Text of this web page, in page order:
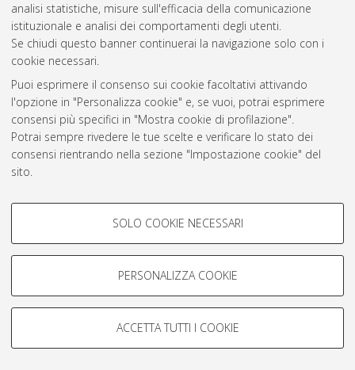
analisi statistiche, misure sull'efficacia della comunicazione
istituzionale e analisi dei comportamenti degli utenti.
Se chiudi questo banner continuerai la navigazione solo con i
cookie necessari.
Puoi esprimere il consenso sui cookie facoltativi attivando
l'opzione in "Personalizza cookie" e, se vuoi, potrai esprimere
consensi più specifici in "Mostra cookie di profilazione".
Potrai sempre rivedere le tue scelte e verificare lo stato dei
consensi rientrando nella sezione "Impostazione cookie" del
sito.
COOKIE DI PROFILAZIONE -
Si tratta di cookie utilizzati per analizzare le caratteristiche della
navigazione degli utenti, creare profili in base al loro comportamento
Mostra cookie di profilazione
COOKIE TECNICI - NECESSARI
SOLO COOKIE NECESSARI
PERSONALIZZA COOKIE
ACCETTA TUTTI I COOKIE
Atom
Rss 1.0
Rss 2.0
AMS Laurea
Servizio implementato e gestito da AlmaDL
Informativa sulla privacy
Condizioni d’uso del sito
© ALMA MATER STUDIORUM - Università di Bologna, 2007-2026.